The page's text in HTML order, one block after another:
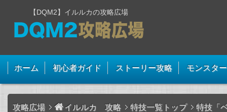
【DQM2】イルルカの攻略広場
ホーム 初心者ガイド ストーリー攻略 モンスタ
攻略広場 イルルカ 攻略 特技一覧トップ 特技「